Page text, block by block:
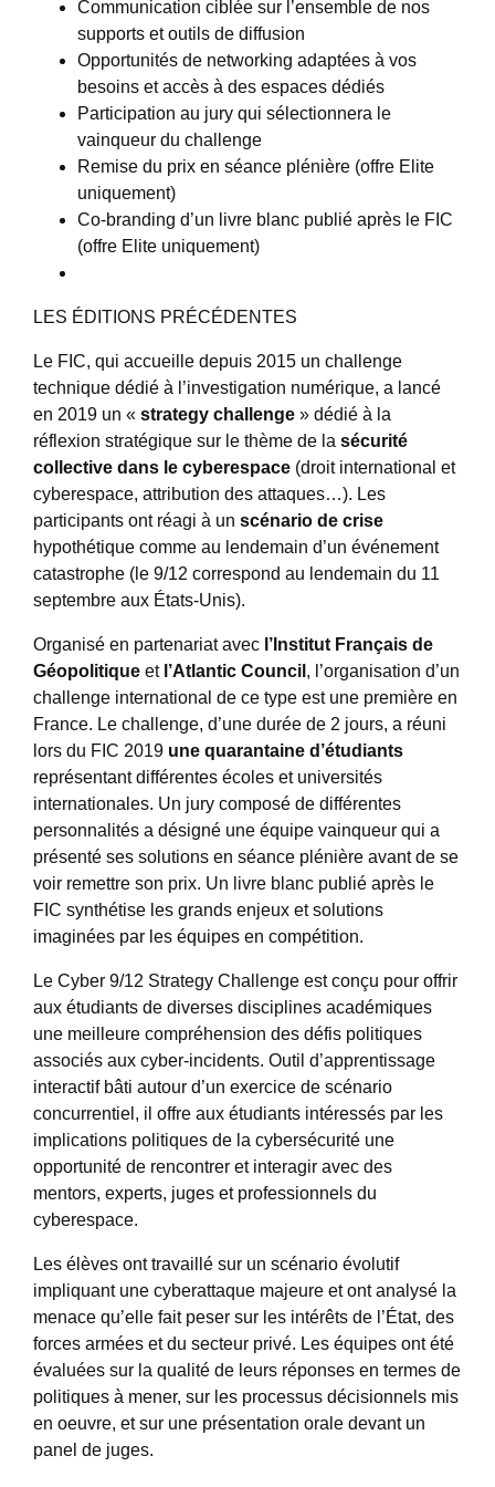
Communication ciblée sur l’ensemble de nos
supports et outils de diffusion
Opportunités de networking adaptées à vos
besoins et accès à des espaces dédiés
Participation au jury qui sélectionnera le
vainqueur du challenge
Remise du prix en séance plénière (offre Elite
uniquement)
Co-branding d’un livre blanc publié après le FIC
(offre Elite uniquement)
LES ÉDITIONS PRÉCÉDENTES
Le FIC, qui accueille depuis 2015 un challenge
technique dédié à l’investigation numérique, a lancé
en 2019 un « strategy challenge » dédié à la
réflexion stratégique sur le thème de la sécurité
collective dans le cyberespace (droit international et
cyberespace, attribution des attaques…). Les
participants ont réagi à un scénario de crise
hypothétique comme au lendemain d’un événement
catastrophe (le 9/12 correspond au lendemain du 11
septembre aux États-Unis).
Organisé en partenariat avec l’Institut Français de
Géopolitique et l’Atlantic Council , l’organisation d’un
challenge international de ce type est une première en
France. Le challenge, d’une durée de 2 jours, a réuni
lors du FIC 2019 une quarantaine d’étudiants
représentant différentes écoles et universités
internationales. Un jury composé de différentes
personnalités a désigné une équipe vainqueur qui a
présenté ses solutions en séance plénière avant de se
voir remettre son prix. Un livre blanc publié après le
FIC synthétise les grands enjeux et solutions
imaginées par les équipes en compétition.
Le Cyber ​​9/12 Strategy Challenge est conçu pour offrir
aux étudiants de diverses disciplines académiques
une meilleure compréhension des défis politiques
associés aux cyber-incidents. Outil d’apprentissage
interactif bâti autour d’un exercice de scénario
concurrentiel, il offre aux étudiants intéressés par les
implications politiques de la cybersécurité une
opportunité de rencontrer et interagir avec des
mentors, experts, juges et professionnels du
cyberespace.
Les élèves ont travaillé sur un scénario évolutif
impliquant une cyberattaque majeure et ont analysé la
menace qu’elle fait peser sur les intérêts de l’État, des
forces armées et du secteur privé. Les équipes ont été
évaluées sur la qualité de leurs réponses en termes de
politiques à mener, sur les processus décisionnels mis
en oeuvre, et sur une présentation orale devant un
panel de juges.